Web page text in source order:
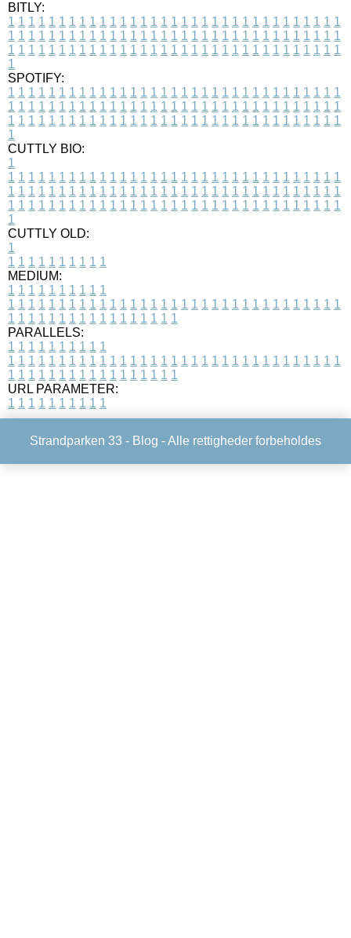
BITLY:
1 1 1 1 1 1 1 1 1 1 1 1 1 1 1 1 1 1 1 1 1 1 1 1 1 1 1 1 1 1 1 1 1
1 1 1 1 1 1 1 1 1 1 1 1 1 1 1 1 1 1 1 1 1 1 1 1 1 1 1 1 1 1 1 1 1
1 1 1 1 1 1 1 1 1 1 1 1 1 1 1 1 1 1 1 1 1 1 1 1 1 1 1 1 1 1 1 1 1
1
SPOTIFY:
1 1 1 1 1 1 1 1 1 1 1 1 1 1 1 1 1 1 1 1 1 1 1 1 1 1 1 1 1 1 1 1 1
1 1 1 1 1 1 1 1 1 1 1 1 1 1 1 1 1 1 1 1 1 1 1 1 1 1 1 1 1 1 1 1 1
1 1 1 1 1 1 1 1 1 1 1 1 1 1 1 1 1 1 1 1 1 1 1 1 1 1 1 1 1 1 1 1 1
1
CUTTLY BIO:
1
1 1 1 1 1 1 1 1 1 1 1 1 1 1 1 1 1 1 1 1 1 1 1 1 1 1 1 1 1 1 1 1 1
1 1 1 1 1 1 1 1 1 1 1 1 1 1 1 1 1 1 1 1 1 1 1 1 1 1 1 1 1 1 1 1 1
1 1 1 1 1 1 1 1 1 1 1 1 1 1 1 1 1 1 1 1 1 1 1 1 1 1 1 1 1 1 1 1 1
1
CUTTLY OLD:
1
1 1 1 1 1 1 1 1 1 1
MEDIUM:
1 1 1 1 1 1 1 1 1 1
1 1 1 1 1 1 1 1 1 1 1 1 1 1 1 1 1 1 1 1 1 1 1 1 1 1 1 1 1 1 1 1 1
1 1 1 1 1 1 1 1 1 1 1 1 1 1 1 1 1
PARALLELS:
1 1 1 1 1 1 1 1 1 1
1 1 1 1 1 1 1 1 1 1 1 1 1 1 1 1 1 1 1 1 1 1 1 1 1 1 1 1 1 1 1 1 1
1 1 1 1 1 1 1 1 1 1 1 1 1 1 1 1 1
URL PARAMETER:
1 1 1 1 1 1 1 1 1 1
Strandparken 33 - Blog - Alle rettigheder forbeholdes